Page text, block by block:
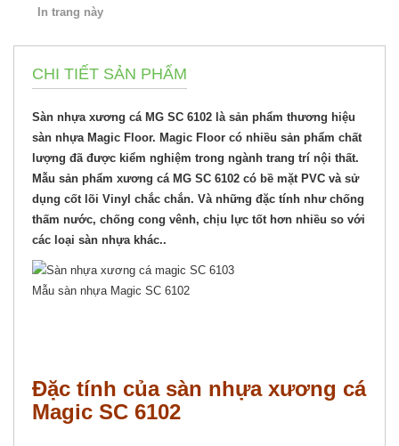
In trang này
CHI TIẾT SẢN PHẨM
Sàn nhựa xương cá MG SC 6102 là sản phẩm thương hiệu
sàn nhựa Magic Floor. Magic Floor có nhiều sản phẩm chất
lượng đã được kiểm nghiệm trong ngành trang trí nội thất.
Mẫu sản phẩm xương cá MG SC 6102 có bề mặt PVC và sử
dụng cốt lõi Vinyl chắc chắn. Và những đặc tính như chống
thấm nước, chống cong vênh, chịu lực tốt hơn nhiều so với
các loại sàn nhựa khác..
Mẫu sàn nhựa Magic SC 6102
Đặc tính của sàn nhựa xương cá
Magic SC 6102